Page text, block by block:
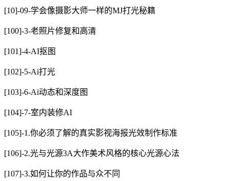
[10]-09-学会像摄影大师一样的MJ打光秘籍
[100]-3-老照片修复和高清
[101]-4-AI抠图
[102]-5-Ai打光
[103]-6-Ai动态和深度图
[104]-7-室内装修AI
[105]-1.你必须了解的真实影视海报光效制作标准
[106]-2.光与光源3A大作美术风格的核心光源心法
[107]-3.如何让你的作品与众不同